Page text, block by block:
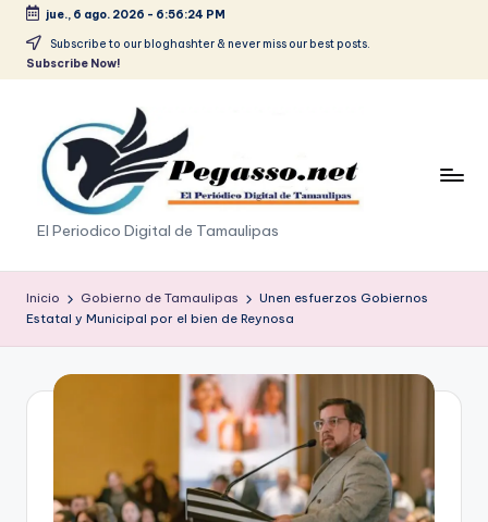
Saltar
jue., 6 ago. 2026 - 6:56:24 PM
Subscribe to our bloghashter & never miss our best posts.
Subscribe Now!
p
e
g
a
El Periodico Digital de Tamaulipas
Inicio Gobierno de Tamaulipas
Unen esfuerzos Gobiernos
Estatal y Municipal por el bien de Reynosa